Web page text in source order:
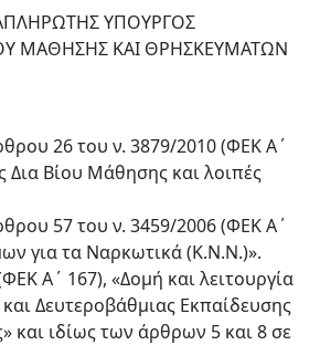
ΥΠΟΥΡΓΟΣ
ΜΑΘΗΣΗΣ ΚΑΙ ΘΡΗΣΚΕΥΜΑΤΩΝ
26 του ν. 3879/2010 (ΦΕΚ Α΄
Δια Βίου Μάθησης και λοιπές
57 του ν. 3459/2006 (ΦΕΚ Α΄
για τα Ναρκωτικά (Κ.Ν.Ν.)».
Α΄ 167), «Δομή και λειτουργία
Δευτεροβάθμιας Εκπαίδευσης
και ιδίως των άρθρων 5 και 8 σε